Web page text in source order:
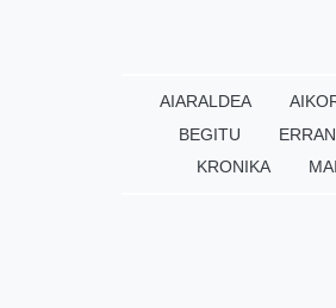
AIARALDEA
BEGITU
ERRAN
KRONIKA